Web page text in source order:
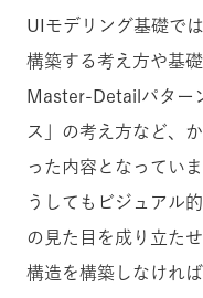
UIモデリング基礎で
構築する考え方や基
Master-Detailパター
ス」の考え方など、
った内容となってい
うしてもビジュアル
の見た目を成り立た
構造を構築しなけれ